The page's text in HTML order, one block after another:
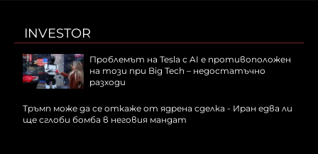
INVESTOR
Проблемът на Tesla с AI е противоположен
на този при Big Tech – недостатъчно
разходи
Тръмп може да се откаже от ядрена сделка - Иран едва ли
ще сглоби бомба в неговия мандат